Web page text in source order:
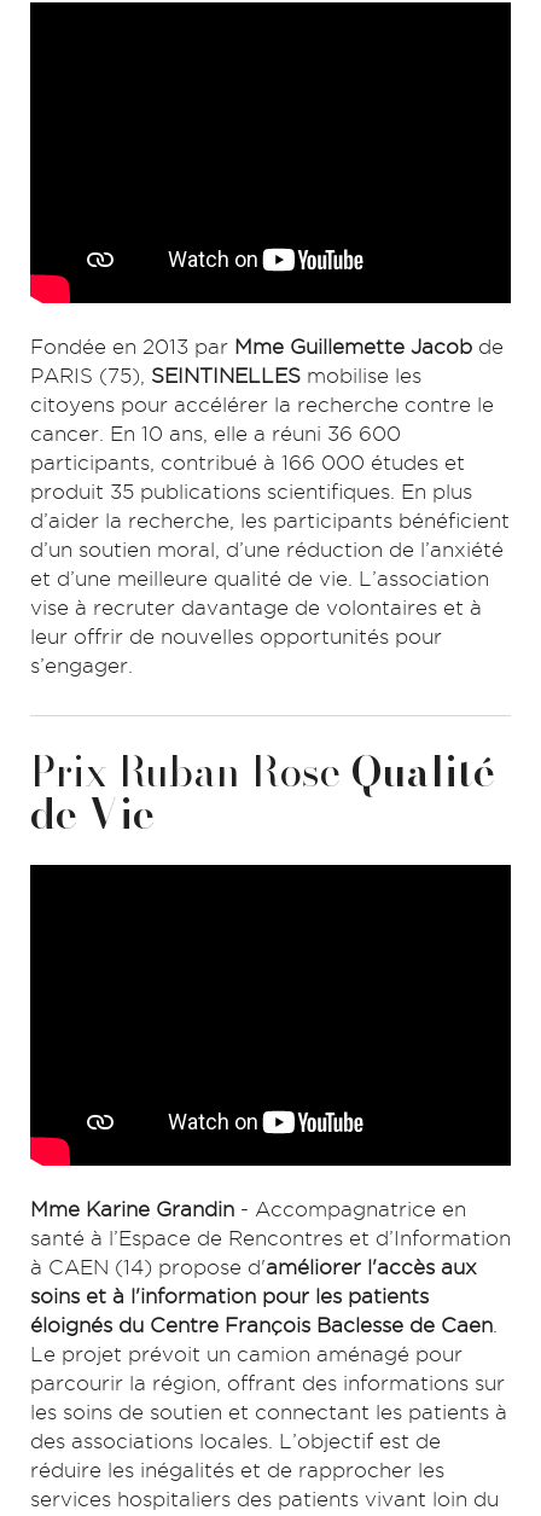
Fondée en 2013 par Mme Guillemette Jacob de
PARIS (75), SEINTINELLES mobilise les
citoyens pour accélérer la recherche contre le
cancer. En 10 ans, elle a réuni 36 600
participants, contribué à 166 000 études et
produit 35 publications scientifiques. En plus
d’aider la recherche, les participants bénéficient
d’un soutien moral, d’une réduction de l’anxiété
et d’une meilleure qualité de vie. L’association
vise à recruter davantage de volontaires et à
leur offrir de nouvelles opportunités pour
s’engager.
Prix Ruban Rose Qualité
de Vie
Mme Karine Grandin - Accompagnatrice en
santé à l’Espace de Rencontres et d’Information
à CAEN (14) propose d'améliorer l'accès aux
soins et à l'information pour les patients
éloignés du Centre François Baclesse de Caen
Le projet prévoit un camion aménagé pour
parcourir la région, offrant des informations sur
les soins de soutien et connectant les patients à
des associations locales. L’objectif est de
réduire les inégalités et de rapprocher les
services hospitaliers des patients vivant loin du